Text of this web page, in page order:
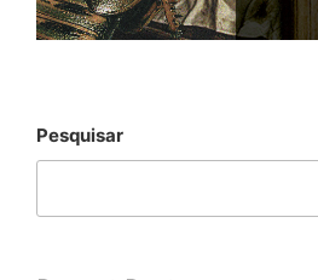
Pesquisar